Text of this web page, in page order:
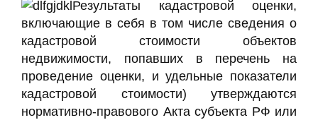
Результаты кадастровой оценки,
включающие в себя в том числе сведения о
кадастровой стоимости объектов
недвижимости, попавших в перечень на
проведение оценки, и удельные показатели
кадастровой стоимости) утверждаются
нормативно-правового Акта субъекта РФ или